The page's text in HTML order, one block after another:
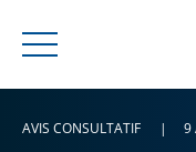
Menu
AVIS CONSULTATIF 9